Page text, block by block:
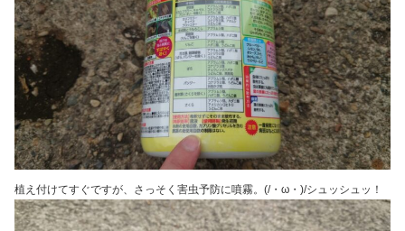
植え付けてすぐですが、さっそく害虫予防に噴霧。(/・ω・)/シュッシュッ！